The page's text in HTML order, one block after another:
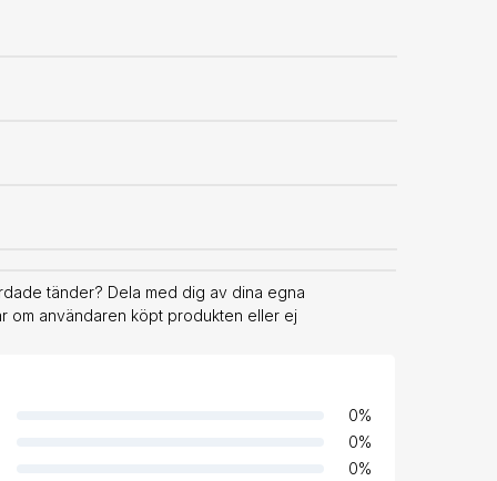
tänder? Dela med dig av dina egna
om användaren köpt produkten eller ej
0%
0%
0%